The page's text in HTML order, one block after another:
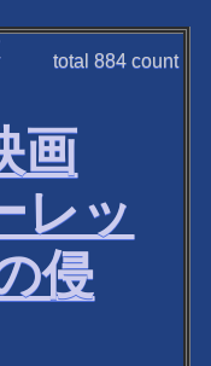
total884 count
画
レッ
侵